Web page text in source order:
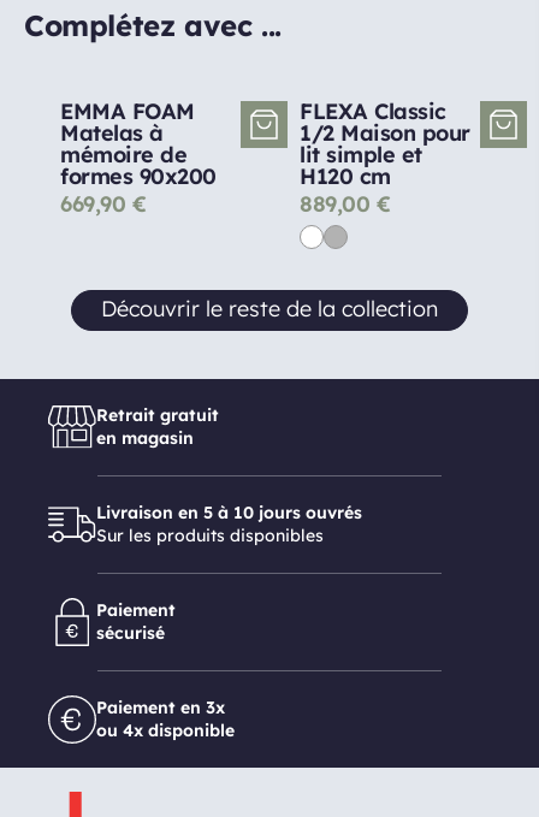
Complétez avec ...
EMMA FOAM
Matelas à
mémoire de
formes 90x200
669,90 €
FLEXA Classic
1/2 Maison pour
lit simple et
H120 cm
889,00 €
Découvrir le reste de la collection
Retrait gratuit
en magasin
Livraison en 5 à 10 jours ouvrés
Sur les produits disponibles
Paiement
sécurisé
Paiement en 3x
ou 4x disponible